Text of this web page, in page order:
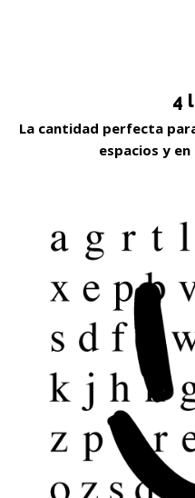
4
La cantidad perfecta
espacios y